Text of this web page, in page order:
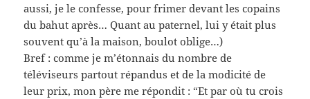
aussi, je le confesse, pour frimer devant les copains
du bahut après… Quant au paternel, lui y était plus
souvent qu’à la maison, boulot oblige…)
Bref : comme je m’étonnais du nombre de
téléviseurs partout répandus et de la modicité de
leur prix, mon père me répondit : “Et par où tu crois